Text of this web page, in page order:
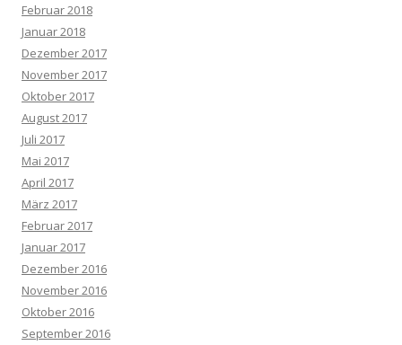
Februar 2018
Januar 2018
Dezember 2017
November 2017
Oktober 2017
August 2017
Juli 2017
Mai 2017
April 2017
März 2017
Februar 2017
Januar 2017
Dezember 2016
November 2016
Oktober 2016
September 2016